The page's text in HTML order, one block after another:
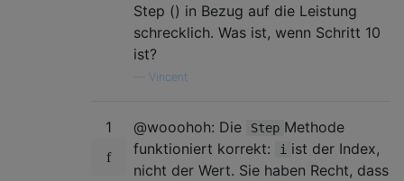
Step () in Bezug auf die Leistung
schrecklich. Was ist, wenn Schritt 10
ist?
Vincent
1 @wooohoh: Die Step Methode
funktioniert korrekt:
i ist der Index,
nicht der Wert. Sie haben Recht, dass